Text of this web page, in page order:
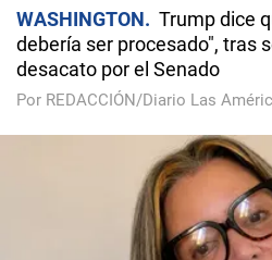
WASHINGTON
Trump dice
debería ser procesado", tras
desacato por el Senado
Por REDACCIÓN/Diario Las